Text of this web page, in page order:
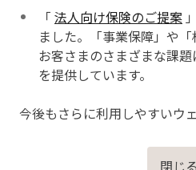
「 法人向け保険のご提案
ました。「事業保障」や「
お客さまのさまざまな課
を提供しています。
今後もさらに利用しやすいウ
閉じる